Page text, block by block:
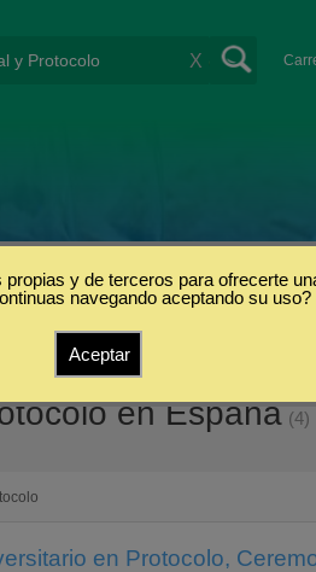
X
en España (4)
en Protocolo,
y de terceros para ofrecerte
navegando aceptando su uso?
Aceptar